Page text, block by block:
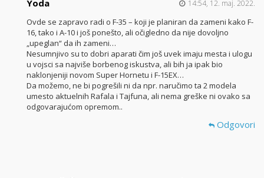
Yoda 14:54, 12. maj. 2022.
Ovde se zapravo radi o F-35 – koji je planiran da zameni kako F-
16, tako i A-10 i još ponešto, ali očigledno da nije dovoljno
„upeglan“ da ih zameni…
Nesumnjivo su to dobri aparati čim još uvek imaju mesta i ulogu
u vojsci sa najviše borbenog iskustva, ali bih ja ipak bio
naklonjeniji novom Super Hornetu i F-15EX…
Da možemo, ne bi pogrešili ni da npr. naručimo ta 2 modela
umesto aktuelnih Rafala i Tajfuna, ali nema greške ni ovako sa
odgovarajućom opremom..
Odgovori